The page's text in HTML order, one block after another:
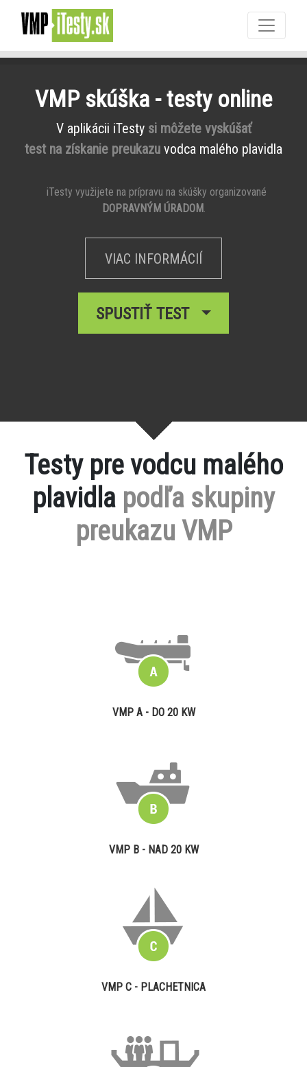
VMP skúška - testy online
V aplikácii iTesty si môžete vyskúšať
test na získanie preukazu vodca malého plavidla
iTesty využijete na prípravu na skúšky organizované
DOPRAVNÝM ÚRADOM.
VIAC INFORMÁCIÍ
SPUSTIŤ TEST
Testy pre vodcu malého
plavidla podľa skupiny
preukazu VMP
VMP A - DO 20 KW
VMP B - NAD 20 KW
VMP C - PLACHETNICA